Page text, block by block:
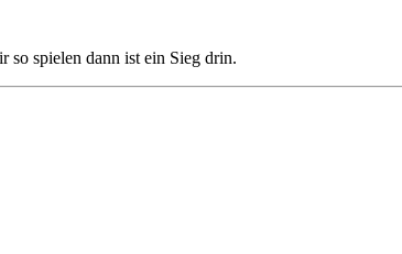
so spielen dann ist ein Sieg drin.